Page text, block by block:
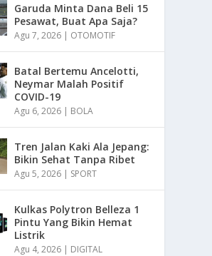
Garuda Minta Dana Beli 15
Pesawat, Buat Apa Saja?
Agu 7, 2026 | OTOMOTIF
Batal Bertemu Ancelotti,
Neymar Malah Positif
COVID-19
Agu 6, 2026 | BOLA
Tren Jalan Kaki Ala Jepang:
Bikin Sehat Tanpa Ribet
Agu 5, 2026 | SPORT
Kulkas Polytron Belleza 1
Pintu Yang Bikin Hemat
Listrik
Agu 4, 2026 | DIGITAL